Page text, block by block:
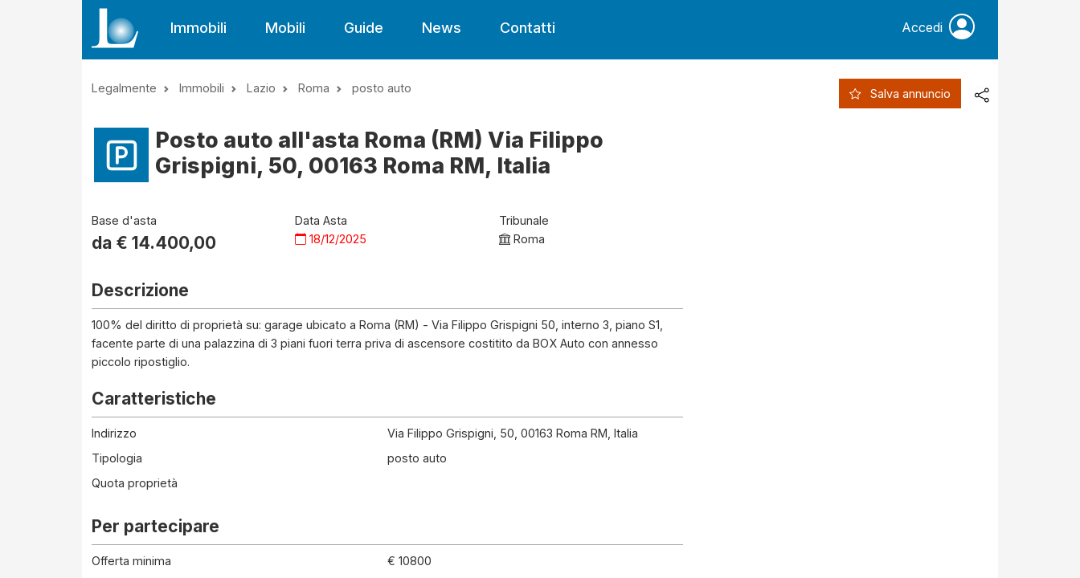
Immobili Mobili Guide News Contatti Accedi
Legalmente Immobili Lazio Roma posto auto Salva annuncio
Posto auto all'asta Roma (RM) Via Filippo
Grispigni, 50, 00163 Roma RM, Italia
Base d'asta
da € 14.400,00
Data Asta
18/12/2025
Tribunale
Roma
Descrizione
100% del diritto di proprietà su: garage ubicato a Roma (RM) - Via Filippo Grispigni 50, interno 3, piano S1,
facente parte di una palazzina di 3 piani fuori terra priva di ascensore costitito da BOX Auto con annesso
piccolo ripostiglio.
Caratteristiche
Indirizzo
Via Filippo Grispigni, 50, 00163 Roma RM, Italia
Tipologia
posto auto
Quota proprietà
Per partecipare
Offerta minima
€ 10800